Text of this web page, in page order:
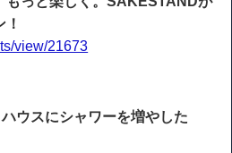
view/21673
ウスにシャワーを増やした